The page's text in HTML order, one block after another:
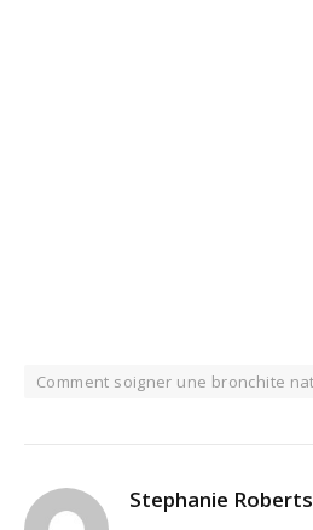
Comment soigner une bronchite
Stephanie